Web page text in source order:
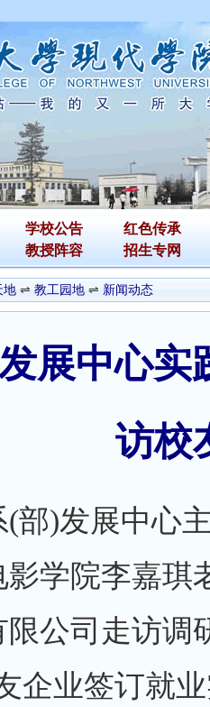
学校公告
红色传承
教授阵容 招生专网
地 ⇌ 教工园地 ⇌ 新闻动态
展中心实
访校
)发展中心主
学院李嘉琪
公司走访调
企业签订就